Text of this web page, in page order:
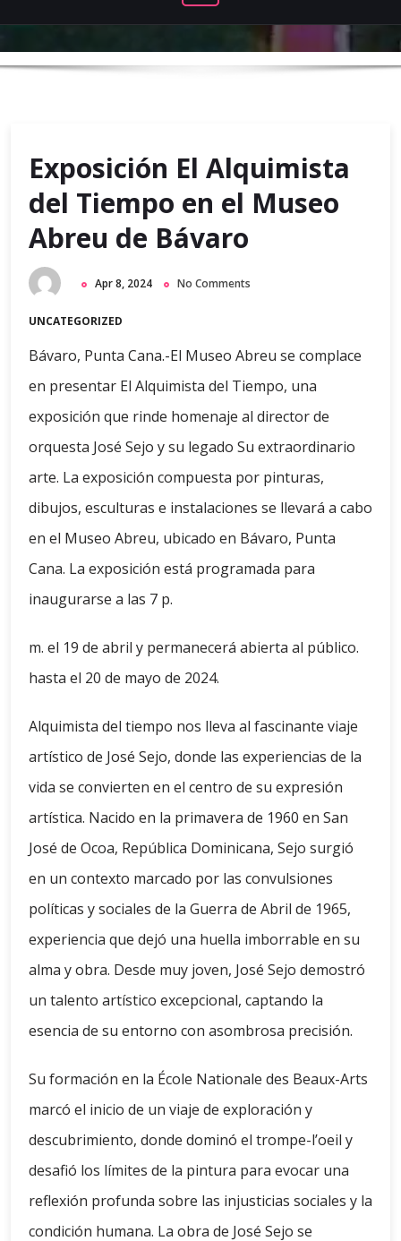
Exposición El Alquimista
del Tiempo en el Museo
Abreu de Bávaro
Apr 8, 2024 No Comments
UNCATEGORIZED
Bávaro, Punta Cana.-El Museo Abreu se complace
en presentar El Alquimista del Tiempo, una
exposición que rinde homenaje al director de
orquesta José Sejo y su legado Su extraordinario
arte. La exposición compuesta por pinturas,
dibujos, esculturas e instalaciones se llevará a cabo
en el Museo Abreu, ubicado en Bávaro, Punta
Cana. La exposición está programada para
inaugurarse a las 7 p.
m. el 19 de abril y permanecerá abierta al público.
hasta el 20 de mayo de 2024.
Alquimista del tiempo nos lleva al fascinante viaje
artístico de José Sejo, donde las experiencias de la
vida se convierten en el centro de su expresión
artística. Nacido en la primavera de 1960 en San
José de Ocoa, República Dominicana, Sejo surgió
en un contexto marcado por las convulsiones
políticas y sociales de la Guerra de Abril de 1965,
experiencia que dejó una huella imborrable en su
alma y obra. Desde muy joven, José Sejo demostró
un talento artístico excepcional, captando la
esencia de su entorno con asombrosa precisión.
Su formación en la École Nationale des Beaux-Arts
marcó el inicio de un viaje de exploración y
descubrimiento, donde dominó el trompe-l’oeil y
desafió los límites de la pintura para evocar una
reflexión profunda sobre las injusticias sociales y la
condición humana. La obra de José Sejo se